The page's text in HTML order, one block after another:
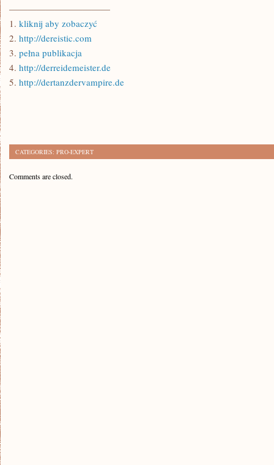
———————————
1. kliknij aby zobaczyć
2. http://dereistic.com
3. pełna publikacja
4. http://derreidemeister.de
5. http://dertanzdervampire.de
CATEGORIES: PRO-EXPERT
Comments are closed.